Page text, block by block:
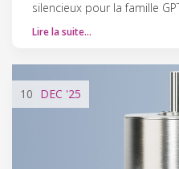
silencieux pour la famille
Lire la suite…
10 DEC '25